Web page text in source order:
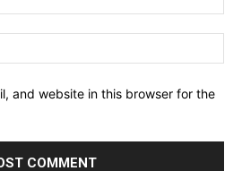
and website in this browser for the